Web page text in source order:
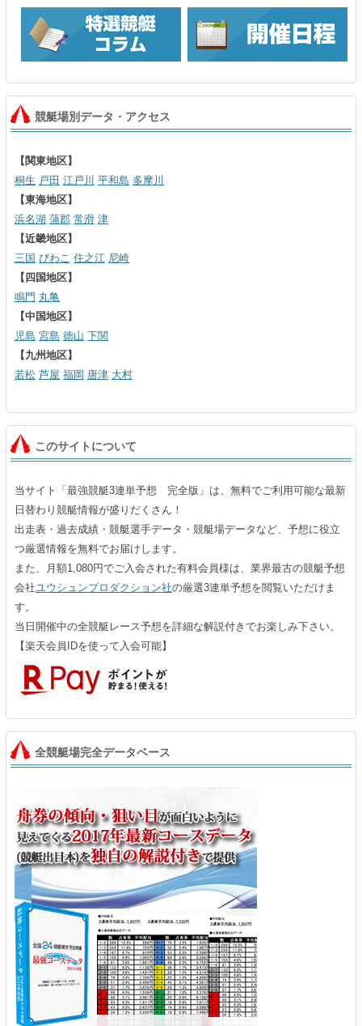
競艇場別データ・アクセス
【関東地区】
桐生 戸田 江戸川 平和島 多摩川
【東海地区】
浜名湖 蒲郡 常滑 津
【近畿地区】
三国 びわこ 住之江 尼崎
【四国地区】
鳴門 丸亀
【中国地区】
児島 宮島 徳山 下関
【九州地区】
若松 芦屋 福岡 唐津 大村
このサイトについて
当サイト「最強競艇3連単予想 完全版」は、無料でご利用可能な最新
日替わり競艇情報が盛りだくさん！
出走表・過去成績・競艇選手データ・競艇場データなど、予想に役立
つ厳選情報を無料でお届けします。
また、月額1,080円でご入会された有料会員様は、業界最古の競艇予想
会社ユウシュンプロダクション社の厳選3連単予想を閲覧いただけま
す。
当日開催中の全競艇レース予想を詳細な解説付きでお楽しみ下さい。
【楽天会員IDを使って入会可能】
全競艇場完全データベース